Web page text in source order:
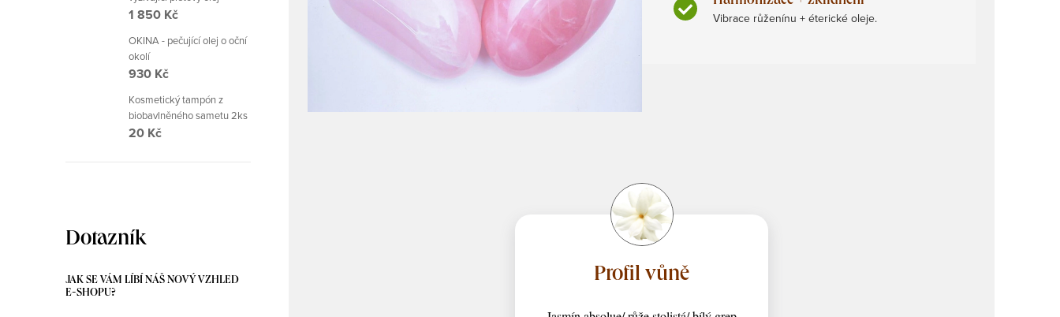
1 850 Kč
OKINA - pečující olej o oční
okolí
930 Kč
Kosmetický tampón z
biobavlněného sametu 2ks
20 Kč
Dotazník
JAK SE VÁM LÍBÍ NÁŠ NOVÝ VZHLED
E-SHOPU?
Vibrace růženínu + éterické oleje.
Profil vůně